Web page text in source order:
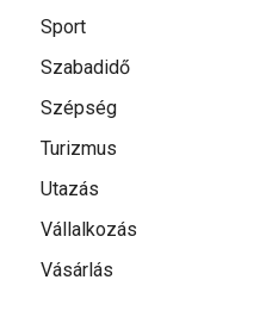
Sport
Szabadidő
Szépség
Turizmus
Utazás
Vállalkozás
Vásárlás